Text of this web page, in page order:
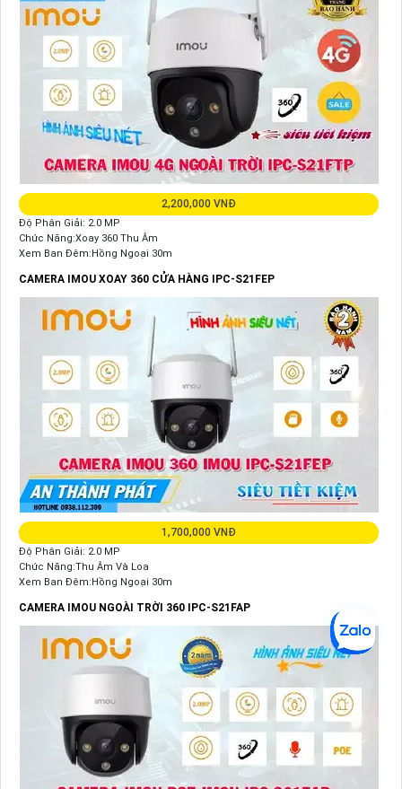
2,200,000 VNĐ
Độ Phân Giải: 2.0 MP
Chức Năng:Xoay 360 Thu Âm
Xem Ban Đêm:Hồng Ngoại 30m
CAMERA IMOU XOAY 360 CỬA HÀNG IPC-S21FEP
1,700,000 VNĐ
Độ Phân Giải: 2.0 MP
Chức Năng:Thu Âm Và Loa
Xem Ban Đêm:Hồng Ngoại 30m
CAMERA IMOU NGOÀI TRỜI 360 IPC-S21FAP